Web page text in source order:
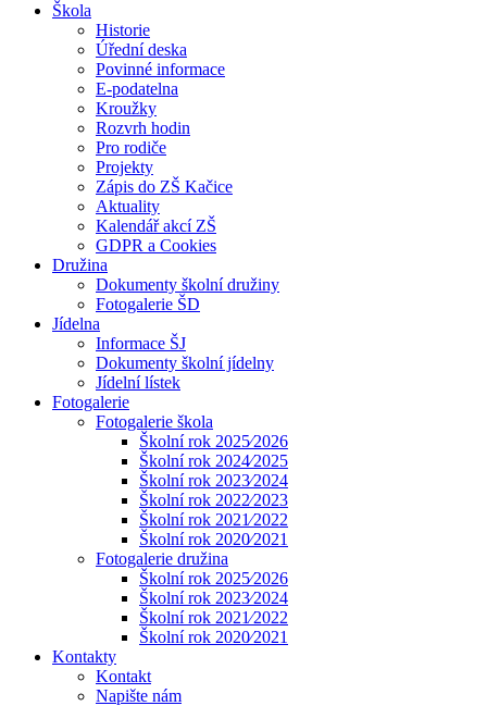
Škola
Historie
Úřední deska
Povinné informace
E-podatelna
Kroužky
Rozvrh hodin
Pro rodiče
Projekty
Zápis do ZŠ Kačice
Aktuality
Kalendář akcí ZŠ
GDPR a Cookies
Družina
Dokumenty školní družiny
Fotogalerie ŠD
Jídelna
Informace ŠJ
Dokumenty školní jídelny
Jídelní lístek
Fotogalerie
Fotogalerie škola
Školní rok 2025⁄2026
Školní rok 2024⁄2025
Školní rok 2023⁄2024
Školní rok 2022⁄2023
Školní rok 2021⁄2022
Školní rok 2020⁄2021
Fotogalerie družina
Školní rok 2025⁄2026
Školní rok 2023⁄2024
Školní rok 2021⁄2022
Školní rok 2020⁄2021
Kontakty
Kontakt
Napište nám